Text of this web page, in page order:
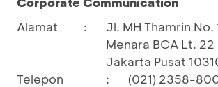
Alamat
:
Jl. MH Thamrin No.
Menara BCA Lt. 22
Jakarta Pusat
Telepon
:
(021) 2358-